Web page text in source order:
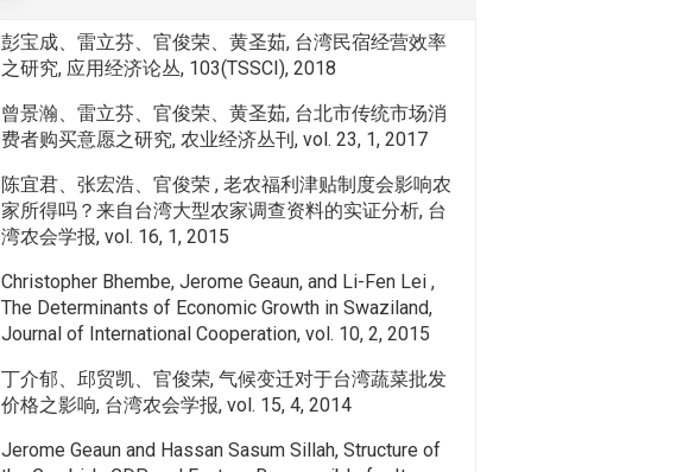
彭宝成、雷立芬、官俊荣、黄圣茹, 台湾民宿经营效率
之研究, 应用经济论丛, 103(TSSCI), 2018
曾景瀚、雷立芬、官俊荣、黄圣茹, 台北市传统市场消
费者购买意愿之研究, 农业经济丛刊, vol. 23, 1, 2017
陈宜君、张宏浩、官俊荣 , 老农福利津贴制度会影响农
家所得吗？来自台湾大型农家调查资料的实证分析, 台
湾农会学报, vol. 16, 1, 2015
Christopher Bhembe, Jerome Geaun, and Li-Fen Lei ,
The Determinants of Economic Growth in Swaziland,
Journal of International Cooperation, vol. 10, 2, 2015
丁介郁、邱贸凯、官俊荣, 气候变迁对于台湾蔬菜批发
价格之影响, 台湾农会学报, vol. 15, 4, 2014
Jerome Geaun and Hassan Sasum Sillah, Structure of